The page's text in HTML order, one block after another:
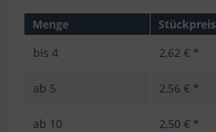
Menge
Stückpreis
bis 4 2,62 € *
ab 5 2,56 € *
ab 10 2,50 € *